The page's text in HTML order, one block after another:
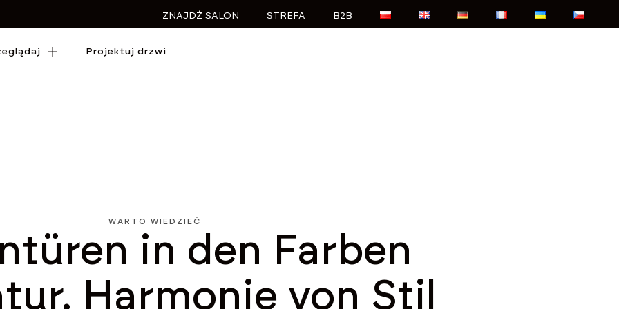
ZNAJDŹ SALON STREFA B2B
Projektuj drzwi
Projektuj drzwi
WARTO WIEDZIEĆ
in den Farben
Harmonie von Stil